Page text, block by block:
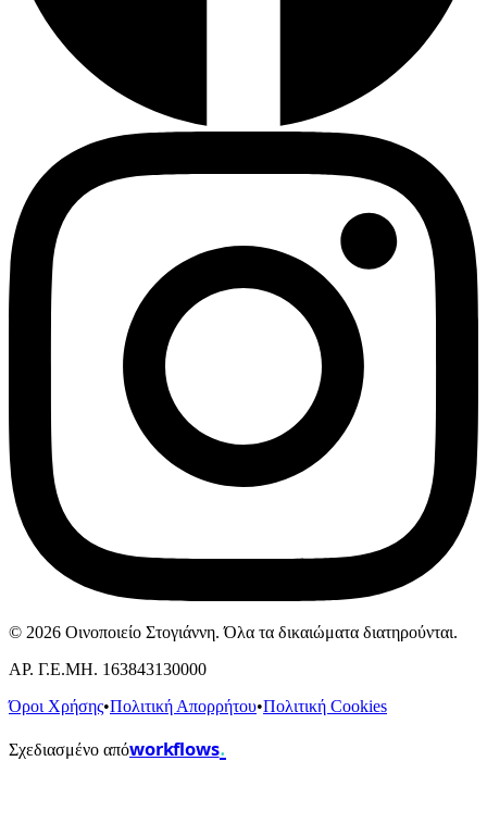
© 2026 Οινοποιείο Στογιάννη. Όλα τα δικαιώματα διατηρούνται.
ΑΡ. Γ.Ε.ΜΗ. 163843130000
Όροι Χρήσης•Πολιτική Απορρήτου•Πολιτική Cookies
Σχεδιασμένο απόworkflows.